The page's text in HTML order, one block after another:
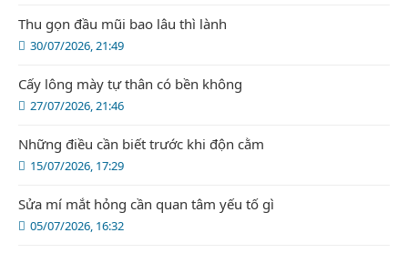
30/07/2026, 21:49
Thu gọn đầu mũi bao lâu thì lành
27/07/2026, 21:46
Cấy lông mày tự thân có bền không
15/07/2026, 17:29
Những điều cần biết trước khi độn cằm
05/07/2026, 16:32
Sửa mí mắt hỏng cần quan tâm yếu tố gì